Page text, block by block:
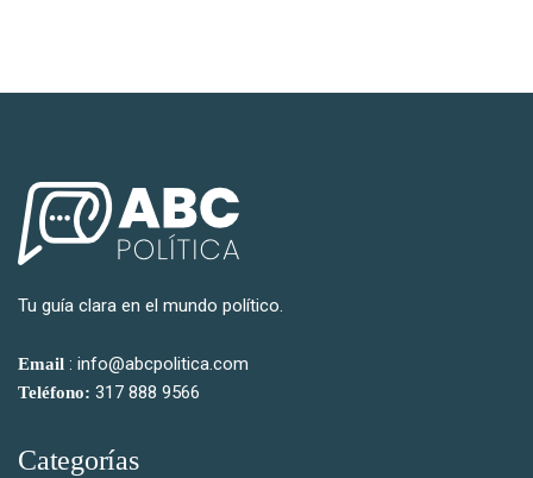
Tu guía clara en el mundo político.
Email : info@abcpolitica.com
Teléfono: 317 888 9566
Categorías